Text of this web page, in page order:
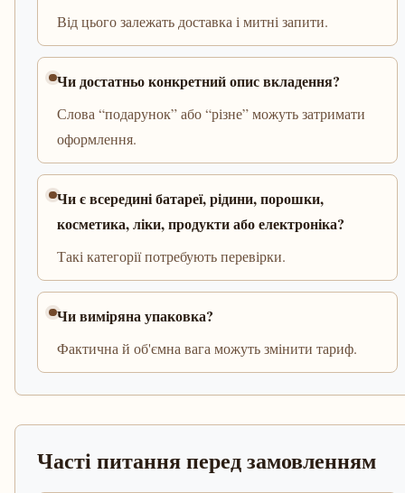
Від цього залежать доставка і митні запити.
Чи достатньо конкретний опис вкладення?
Слова “подарунок” або “різне” можуть затримати
оформлення.
Чи є всередині батареї, рідини, порошки,
косметика, ліки, продукти або електроніка?
Такі категорії потребують перевірки.
Чи виміряна упаковка?
Фактична й об'ємна вага можуть змінити тариф.
Часті питання перед замовленням